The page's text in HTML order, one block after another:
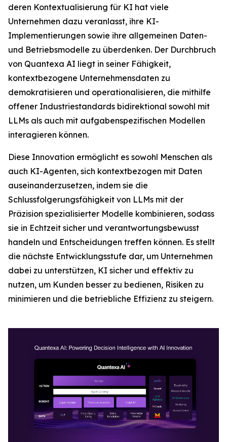
deren Kontextualisierung für KI hat viele
Unternehmen dazu veranlasst, ihre KI-
Implementierungen sowie ihre allgemeinen Daten-
und Betriebsmodelle zu überdenken. Der Durchbruch
von Quantexa AI liegt in seiner Fähigkeit,
kontextbezogene Unternehmensdaten zu
demokratisieren und operationalisieren, die mithilfe
offener Industriestandards bidirektional sowohl mit
LLMs als auch mit aufgabenspezifischen Modellen
interagieren können.
Diese Innovation ermöglicht es sowohl Menschen als
auch KI-Agenten, sich kontextbezogen mit Daten
auseinanderzusetzen, indem sie die
Schlussfolgerungsfähigkeit von LLMs mit der
Präzision spezialisierter Modelle kombinieren, sodass
sie in Echtzeit sicher und verantwortungsbewusst
handeln und Entscheidungen treffen können. Es stellt
die nächste Entwicklungsstufe dar, um Unternehmen
dabei zu unterstützen, KI sicher und effektiv zu
nutzen, um Kunden besser zu bedienen, Risiken zu
minimieren und die betriebliche Effizienz zu steigern.